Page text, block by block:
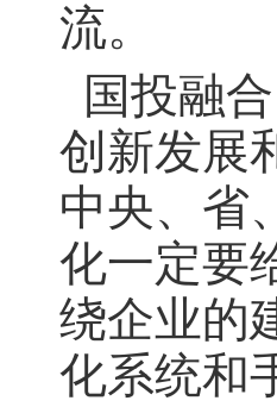
流。
国投融
创新发展
中央、省
化一定要
绕企业的
化系统和